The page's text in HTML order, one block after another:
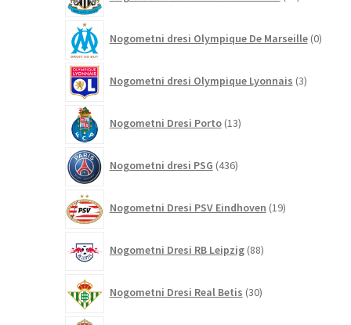
izdelkov
Nogometni dresi Olympique De Marseille 0
Nogometni dresi Olympique Lyonnais 3izdelki
Nogometni Dresi Porto 13izdelkov
Nogometni dresi PSG 436izdelkov
Nogometni Dresi PSV Eindhoven 19izdelkov
Nogometni Dresi RB Leipzig 88izdelkov
Nogometni Dresi Real Betis 30izdelkov